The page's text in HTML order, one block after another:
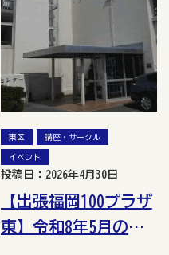
東区 講座・サークル
イベント
投稿日：2026年4月30日
【出張福岡100プラザ
東】令和8年5月の講